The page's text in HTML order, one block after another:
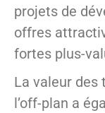
projets de
offres
fortes plus-
La valeur des
l’off-plan a